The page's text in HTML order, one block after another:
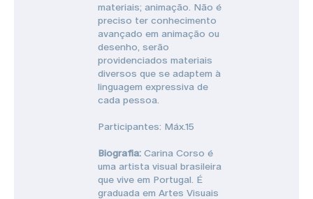
materiais; animação. Não é
preciso ter conhecimento
avançado em animação ou
desenho, serão
providenciados materiais
diversos que se adaptem à
linguagem expressiva de
cada pessoa.
Participantes: Máx.15
Biografia: Carina Corso é
uma artista visual brasileira
que vive em Portugal. É
graduada em Artes Visuais